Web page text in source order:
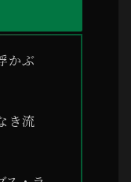
かぶ
き流